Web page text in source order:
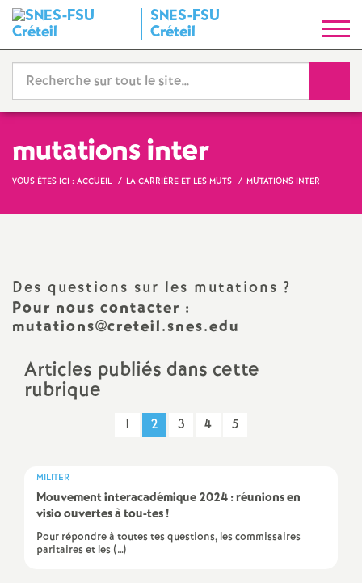
SNES-FSU
Créteil
y
n
i
a
i
o
mutations inter
VOUS ÊTES ICI : ACCUEIL LA CARRIÈRE ET LES MUTS MUTATIONS INTER
Des questions sur les mutations ?
Pour nous contacter :
mutations@creteil.snes.edu
Articles publiés dans cette
rubrique
1 2 3 4 5
MILITER
Mouvement interacadémique 2024 : réunions en
visio ouvertes à tou-tes!
Pour répondre à toutes tes questions, les commissaires
paritaires et les (…)